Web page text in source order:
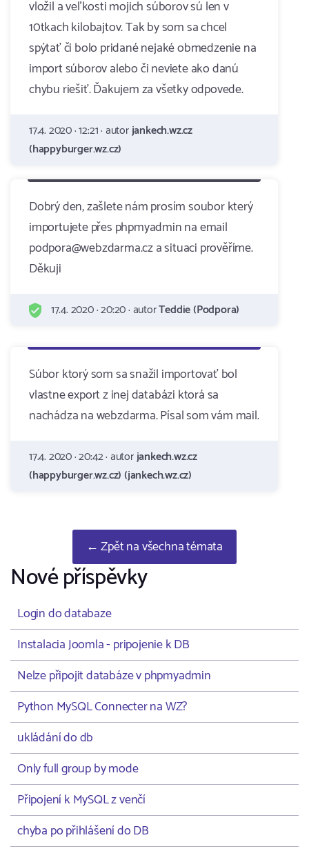
vložil a veľkosti mojich súborov sú len v
10tkach kilobajtov. Tak by som sa chcel
spýtať či bolo pridané nejaké obmedzenie na
import súborov alebo či neviete ako danú
chybu riešiť. Ďakujem za všetky odpovede.
17.4. 2020 · 12:21 · autorjankech.wz.cz
(happyburger.wz.cz)
Dobrý den, zašlete nám prosím soubor který
importujete přes phpmyadmin na email
podpora@webzdarma.cz a situaci prověříme.
Děkuji
17.4. 2020 · 20:20 · autorTeddie (Podpora)
Súbor ktorý som sa snažil importovať bol
vlastne export z inej databázi ktorá sa
nachádza na webzdarma. Písal som vám mail.
17.4. 2020 · 20:42 · autorjankech.wz.cz
(happyburger.wz.cz) (jankech.wz.cz)
← Zpět na všechna témata
Nové příspěvky
Login do databaze
Instalacia Joomla - pripojenie k DB
Nelze připojit databáze v phpmyadmin
Python MySQL Connecter na WZ?
ukládání do db
Only full group by mode
Připojení k MySQL z venčí
chyba po přihlášení do DB